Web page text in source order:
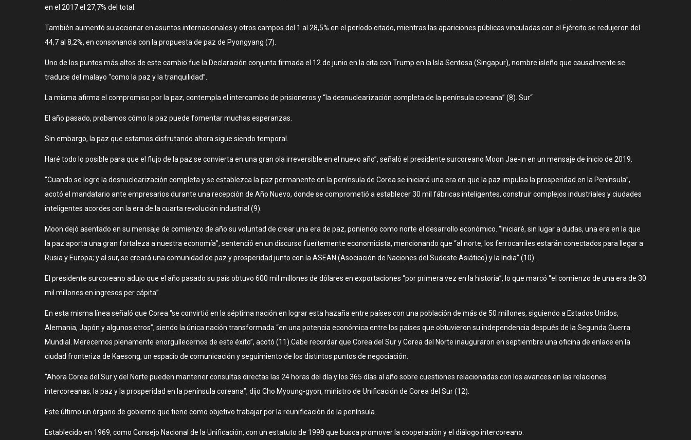
en el 2017 el 27,7% del total.
También aumentó su accionar en asuntos internacionales y otros campos del 1 al 28,5% en el período citado, mientras las apariciones públicas vinculadas con el Ejército se redujeron del
44,7 al 8,2%, en consonancia con la propuesta de paz de Pyongyang (7).
Uno de los puntos más altos de este cambio fue la Declaración conjunta firmada el 12 de junio en la cita con Trump en la Isla Sentosa (Singapur), nombre isleño que causalmente se
traduce del malayo “como la paz y la tranquilidad”.
La misma afirma el compromiso por la paz, contempla el intercambio de prisioneros y “la desnuclearización completa de la península coreana” (8). Sur“
El año pasado, probamos cómo la paz puede fomentar muchas esperanzas.
Sin embargo, la paz que estamos disfrutando ahora sigue siendo temporal.
Haré todo lo posible para que el flujo de la paz se convierta en una gran ola irreversible en el nuevo año”, señaló el presidente surcoreano Moon Jae-in en un mensaje de inicio de 2019.
“Cuando se logre la desnuclearización completa y se establezca la paz permanente en la península de Corea se iniciará una era en que la paz impulsa la prosperidad en la Península”,
acotó el mandatario ante empresarios durante una recepción de Año Nuevo, donde se comprometió a establecer 30 mil fábricas inteligentes, construir complejos industriales y ciudades
inteligentes acordes con la era de la cuarta revolución industrial (9).
Moon dejó asentado en su mensaje de comienzo de año su voluntad de crear una era de paz, poniendo como norte el desarrollo económico. “Iniciaré, sin lugar a dudas, una era en la que
la paz aporta una gran fortaleza a nuestra economía”, sentenció en un discurso fuertemente economicista, mencionando que “al norte, los ferrocarriles estarán conectados para llegar a
Rusia y Europa; y al sur, se creará una comunidad de paz y prosperidad junto con la ASEAN (Asociación de Naciones del Sudeste Asiático) y la India” (10).
El presidente surcoreano adujo que el año pasado su país obtuvo 600 mil millones de dólares en exportaciones “por primera vez en la historia”, lo que marcó “el comienzo de una era de 30
mil millones en ingresos per cápita”.
En esta misma línea señaló que Corea “se convirtió en la séptima nación en lograr esta hazaña entre países con una población de más de 50 millones, siguiendo a Estados Unidos,
Alemania, Japón y algunos otros”, siendo la única nación transformada “en una potencia económica entre los países que obtuvieron su independencia después de la Segunda Guerra
Mundial. Merecemos plenamente enorgullecernos de este éxito”, acotó (11).Cabe recordar que Corea del Sur y Corea del Norte inauguraron en septiembre una oficina de enlace en la
ciudad fronteriza de Kaesong, un espacio de comunicación y seguimiento de los distintos puntos de negociación.
“Ahora Corea del Sur y del Norte pueden mantener consultas directas las 24 horas del día y los 365 días al año sobre cuestiones relacionadas con los avances en las relaciones
intercoreanas, la paz y la prosperidad en la península coreana”, dijo Cho Myoung-gyon, ministro de Unificación de Corea del Sur (12).
Este último un órgano de gobierno que tiene como objetivo trabajar por la reunificación de la península.
Establecido en 1969, como Consejo Nacional de la Unificación, con un estatuto de 1998 que busca promover la cooperación y el diálogo intercoreano.